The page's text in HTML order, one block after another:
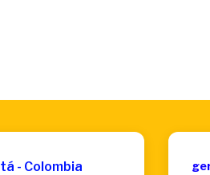
- Colombia